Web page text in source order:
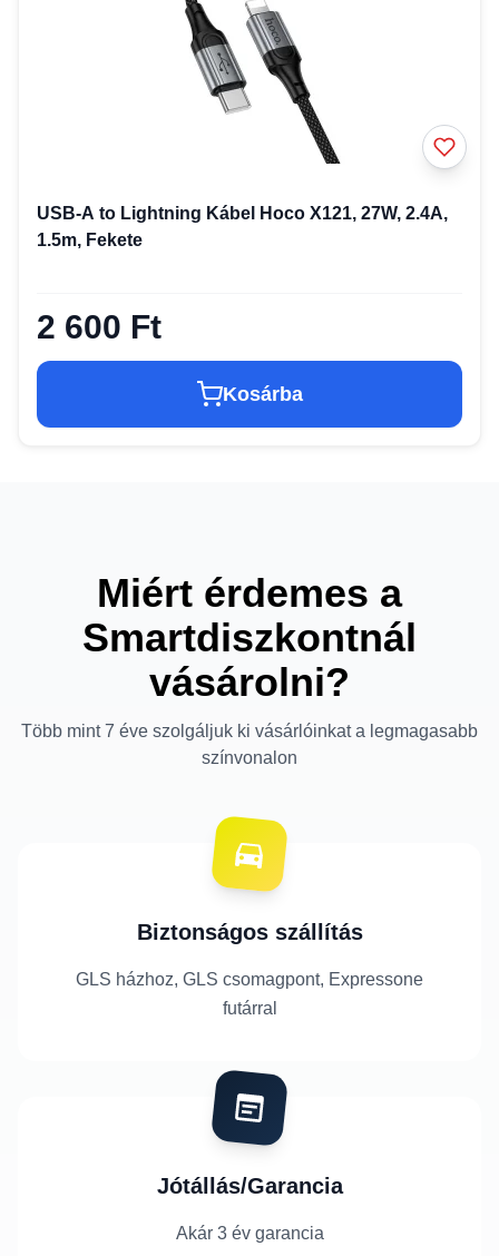
USB-A to Lightning Kábel Hoco X121, 27W, 2.4A,
1.5m, Fekete
2 600 Ft
Kosárba
Miért érdemes a
Smartdiszkontnál
vásárolni?
Több mint 7 éve szolgáljuk ki vásárlóinkat a legmagasabb
színvonalon
Biztonságos szállítás
GLS házhoz, GLS csomagpont, Expressone
futárral
Jótállás/Garancia
Akár 3 év garancia